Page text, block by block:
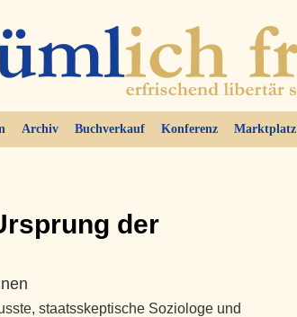
Archiv Buchverkauf Konferenz Marktplatz
der
staatsskeptische Soziologe und